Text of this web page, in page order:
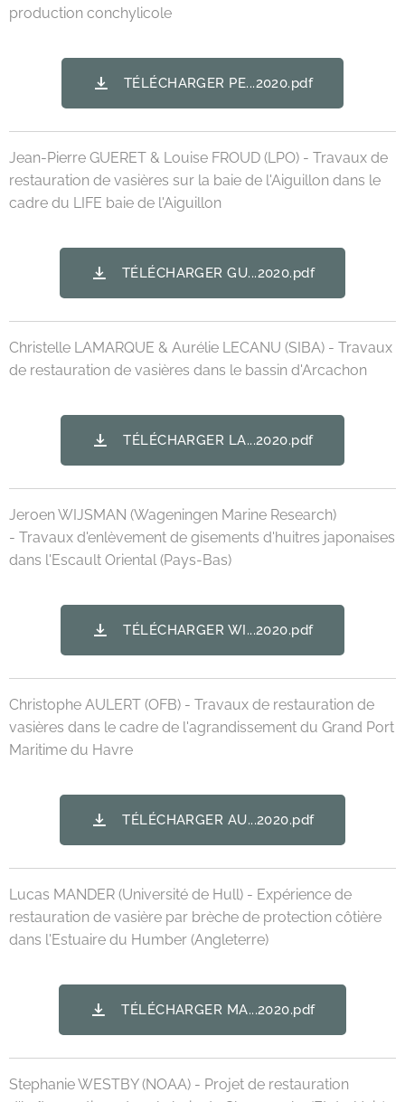
production conchylicole
TÉLÉCHARGER PE...2020.pdf
Jean-Pierre GUERET & Louise FROUD (LPO) - Travaux de
restauration de vasières sur la baie de l'Aiguillon dans le
cadre du LIFE baie de l'Aiguillon
TÉLÉCHARGER GU...2020.pdf
Christelle LAMARQUE & Aurélie LECANU (SIBA) - Travaux
de restauration de vasières dans le bassin d'Arcachon
TÉLÉCHARGER LA...2020.pdf
Jeroen WIJSMAN (Wageningen Marine Research)
- Travaux d'enlèvement de gisements d'huitres japonaises
dans l'Escault Oriental (Pays-Bas)
TÉLÉCHARGER WI...2020.pdf
Christophe AULERT (OFB) - Travaux de restauration de
vasières dans le cadre de l'agrandissement du Grand Port
Maritime du Havre
TÉLÉCHARGER AU...2020.pdf
Lucas MANDER (Université de Hull) - Expérience de
restauration de vasière par brèche de protection côtière
dans l'Estuaire du Humber (Angleterre)
TÉLÉCHARGER MA...2020.pdf
Stephanie WESTBY (NOAA) - Projet de restauration